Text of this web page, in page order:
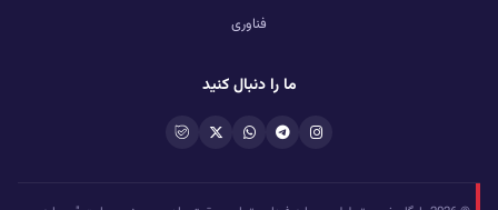
فناوری
ما را دنبال کنید